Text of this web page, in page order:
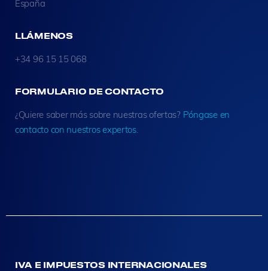
España
LLÁMENOS
+34 96 15 15 068
FORMULARIO DE CONTACTO
¿Quiere saber más sobre nuestras ofertas? Póngase en
contacto con nuestros expertos.
IVA E IMPUESTOS INTERNACIONALES